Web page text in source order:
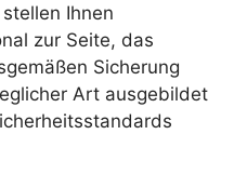
Ihnen
zur Seite, das
Sicherung
Art ausgebildet